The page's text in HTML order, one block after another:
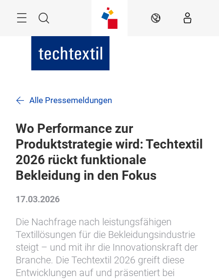
Suche DE
Alle Pressemeldungen
Wo Performance zur
Produktstrategie wird: Techtextil
2026 rückt funktionale
Bekleidung in den Fokus
17.03.2026
Die Nachfrage nach leistungsfähigen
Textillösungen für die Bekleidungsindustrie
steigt – und mit ihr die Innovationskraft der
Branche. Die Techtextil 2026 greift diese
Entwicklungen auf und präsentiert bei